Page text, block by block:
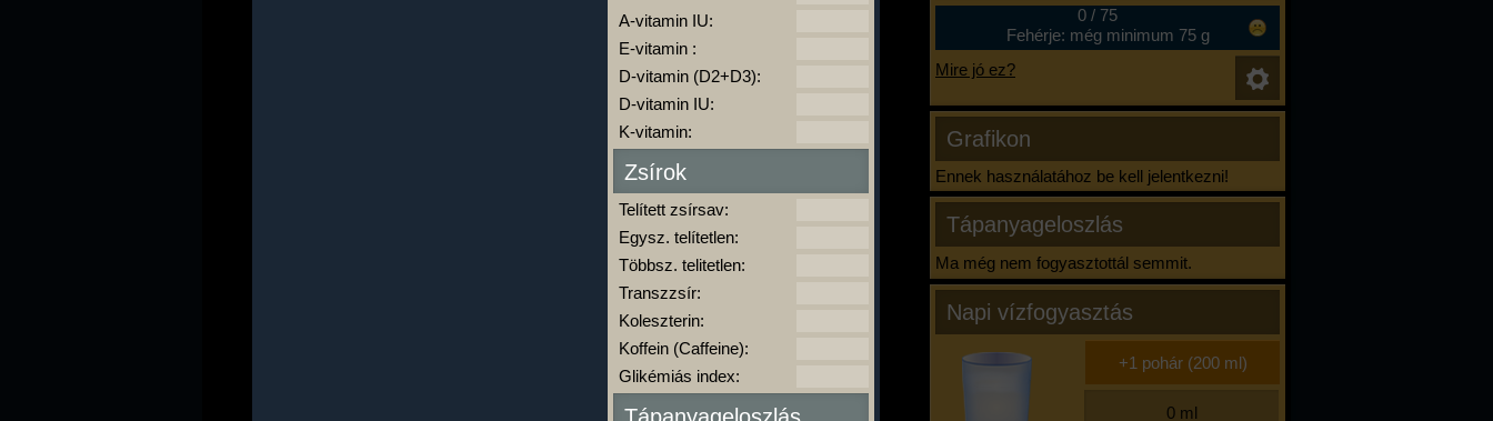
0/ 75
Fehérje: még minimum 75 g
Mire jó ez?
Grafikon
Ennek használatához be kell jelentkezni!
Tápanyageloszlás
Ma még nem fogyasztottál semmit.
Napi vízfogyasztás
A-vitamin IU:
E-vitamin :
D-vitamin (D2+D3):
D-vitamin IU:
K-vitamin:
Zsírok
Telített zsírsav:
Egysz. telítetlen:
Többsz. telitetlen:
Transzzsír:
Koleszterin:
Koffein (Caffeine):
Glikémiás index: